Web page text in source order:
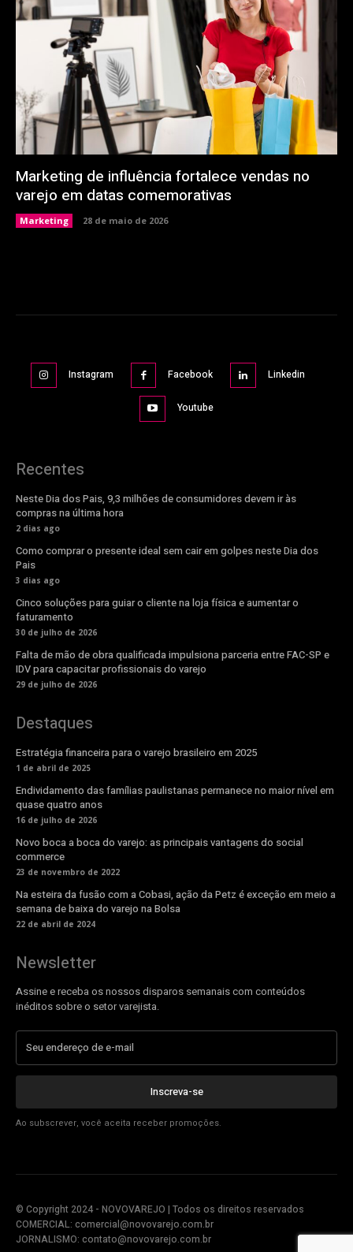
Marketing de influência fortalece vendas no
varejo em datas comemorativas
Marketing 28 de maio de 2026
Instagram Facebook Linkedin
Youtube
Recentes
Neste Dia dos Pais, 9,3 milhões de consumidores devem ir às
compras na última hora
2 dias ago
Como comprar o presente ideal sem cair em golpes neste Dia dos
Pais
3 dias ago
Cinco soluções para guiar o cliente na loja física e aumentar o
faturamento
30 de julho de 2026
Falta de mão de obra qualificada impulsiona parceria entre FAC-SP e
IDV para capacitar profissionais do varejo
29 de julho de 2026
Destaques
Estratégia financeira para o varejo brasileiro em 2025
1 de abril de 2025
Endividamento das famílias paulistanas permanece no maior nível em
quase quatro anos
16 de julho de 2026
Novo boca a boca do varejo: as principais vantagens do social
commerce
23 de novembro de 2022
Na esteira da fusão com a Cobasi, ação da Petz é exceção em meio a
semana de baixa do varejo na Bolsa
22 de abril de 2024
Newsletter
Assine e receba os nossos disparos semanais com conteúdos
inéditos sobre o setor varejista.
Inscreva-se
Ao subscrever, você aceita receber promoções.
© Copyright 2024 - NOVOVAREJO | Todos os direitos reservados
COMERCIAL: comercial@novovarejo.com.br
JORNALISMO: contato@novovarejo.com.br